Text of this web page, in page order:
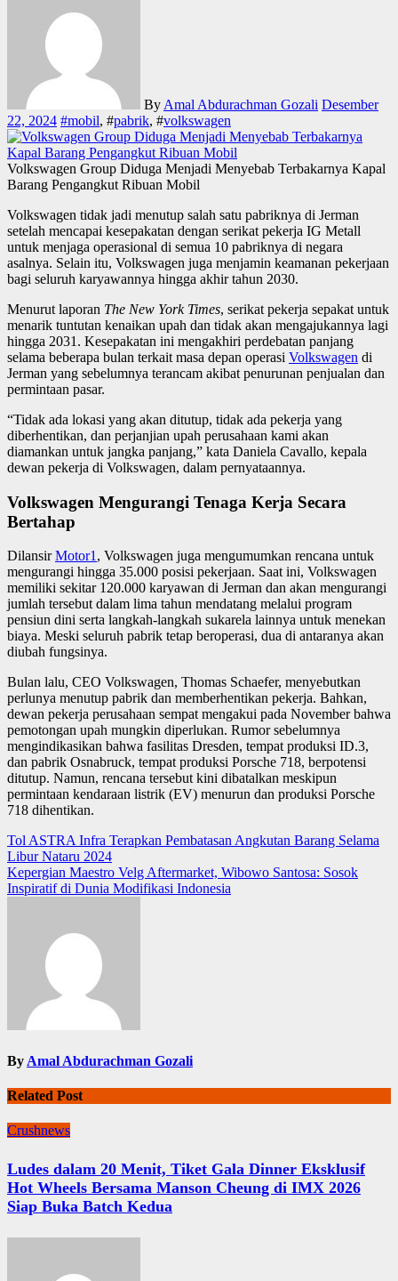
By Amal Abdurachman Gozali Desember
22, 2024 #mobil, #pabrik, #volkswagen
Volkswagen Group Diduga Menjadi Menyebab Terbakarnya Kapal
Barang Pengangkut Ribuan Mobil
Volkswagen tidak jadi menutup salah satu pabriknya di Jerman
setelah mencapai kesepakatan dengan serikat pekerja IG Metall
untuk menjaga operasional di semua 10 pabriknya di negara
asalnya. Selain itu, Volkswagen juga menjamin keamanan pekerjaan
bagi seluruh karyawannya hingga akhir tahun 2030.
Menurut laporan The New York Times, serikat pekerja sepakat untuk
menarik tuntutan kenaikan upah dan tidak akan mengajukannya lagi
hingga 2031. Kesepakatan ini mengakhiri perdebatan panjang
selama beberapa bulan terkait masa depan operasi Volkswagen di
Jerman yang sebelumnya terancam akibat penurunan penjualan dan
permintaan pasar.
“Tidak ada lokasi yang akan ditutup, tidak ada pekerja yang
diberhentikan, dan perjanjian upah perusahaan kami akan
diamankan untuk jangka panjang,” kata Daniela Cavallo, kepala
dewan pekerja di Volkswagen, dalam pernyataannya.
Volkswagen Mengurangi Tenaga Kerja Secara
Bertahap
DilansirMotor1 , Volkswagen juga mengumumkan rencana untuk
mengurangi hingga 35.000 posisi pekerjaan. Saat ini, Volkswagen
memiliki sekitar 120.000 karyawan di Jerman dan akan mengurangi
jumlah tersebut dalam lima tahun mendatang melalui program
pensiun dini serta langkah-langkah sukarela lainnya untuk menekan
biaya. Meski seluruh pabrik tetap beroperasi, dua di antaranya akan
diubah fungsinya.
Bulan lalu, CEO Volkswagen, Thomas Schaefer, menyebutkan
perlunya menutup pabrik dan memberhentikan pekerja. Bahkan,
dewan pekerja perusahaan sempat mengakui pada November bahwa
pemotongan upah mungkin diperlukan. Rumor sebelumnya
mengindikasikan bahwa fasilitas Dresden, tempat produksi ID.3,
dan pabrik Osnabruck, tempat produksi Porsche 718, berpotensi
ditutup. Namun, rencana tersebut kini dibatalkan meskipun
permintaan kendaraan listrik (EV) menurun dan produksi Porsche
718 dihentikan.
Navigasi
pos
Tol ASTRA Infra Terapkan Pembatasan Angkutan Barang Selama
Libur Nataru 2024
Kepergian Maestro Velg Aftermarket, Wibowo Santosa: Sosok
Inspiratif di Dunia Modifikasi Indonesia
By Amal Abdurachman Gozali
Related Post
Crushnews
Ludes dalam 20 Menit, Tiket Gala Dinner Eksklusif
Hot Wheels Bersama Manson Cheung di IMX 2026
Siap Buka Batch Kedua